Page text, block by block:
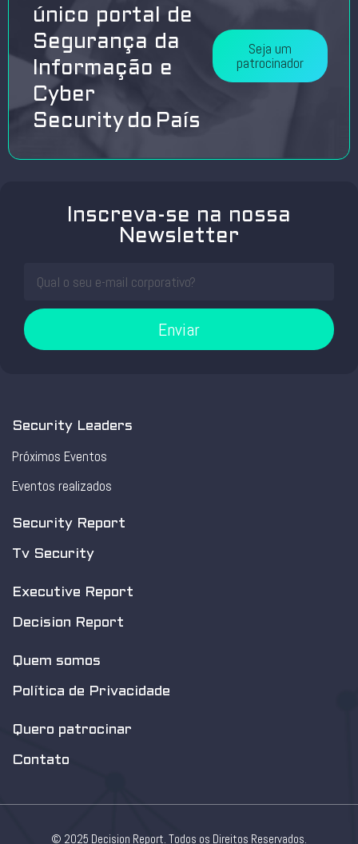
único portal de
Segurança da
Informação e
Cyber
Security do País
Seja um
patrocinador
Inscreva-se na nossa
Newsletter
Enviar
Security Leaders
Próximos Eventos
Eventos realizados
Security Report
Tv Security
Executive Report
Decision Report
Quem somos
Política de Privacidade
Quero patrocinar
Contato
© 2025 Decision Report. Todos os Direitos Reservados.